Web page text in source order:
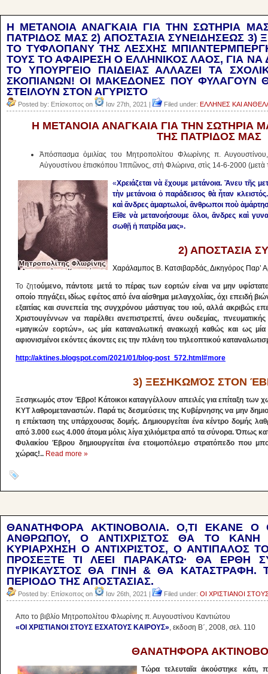
Η ΜΕΤΑΝΟΙΑ ΑΝΑΓΚΑΙΑ ΓΙΑ ΤΗΝ ΣΩΤΗΡΙΑ
ΠΑΤΡΙΔΟΣ ΜΑΣ 2) ΑΠΟΣΤΑΣΙΑ ΣΥΝΕΙΔΗΣΕΩΣ
ΤΟ ΤΥΦΛΟΠΑΝΥ ΤΗΣ ΛΕΣΧΗΣ
ΤΟΥΣ ΤΟ ΑΦΑΙΡΕΣΗ Ο ΕΛΛΗΝΙΚΟΣ ΛΑΟΣ, ΓΙΑ
ΤΟ ΥΠΟΥΡΓΕΙΟ ΠΑΙΔΕΙΑΣ ΑΛΛΑΖΕΙ ΤΑ
ΣΚΟΠΙΑΝΩΝ! ΟΙ ΜΑΚΕΔΟΝΕΣ ΠΟΥ ΦΥΛΑΓΟΥΝ
ΣΤΕΙΛΟΥΝ ΣΤΟΝ ΑΓΥΡΙΣΤΟ
Posted by: Επίσκοπος on Ιαν 27th, 2021 | Filed under: ΕΛΛΗΝΕΣ ΚΑΙ
Η ΜΕΤΑΝΟΙΑ ΑΝΑΓΚΑΙΑ ΓΙΑ ΤΗΝ ΣΩΤΗΡΙΑ
ΤΗΣ ΠΑΤΡΙΔΟΣ ΜΑΣ
Ἀπόσπασμα ὁμιλίας του Μητροπολίτου Φλωρίνης π.
Aὐγουστίνου ἐπισκόπου Ἰππῶνος, στὴ Φλώρινα, στὶς 14-6-2000 (μετὰ
«Xρειάζεται νὰ ἔχουμε μετάνοια. Ἄνευ τῆς
τὴν μετάνοια ὁ παράδεισος θὰ ἦταν
καὶ ἄνδρες ἁμαρτωλοί, ἄνθρωποι ποὺ
Eἴθε νὰ μετανοήσουμε ὅλοι, ἄνδρες καὶ
σωθῇ ἡ πατρίδα μας».
2) ΑΠΟΣΤΑΣΙΑ
Χαράλαμπος Β. Κατσιβαρδάς, Δικηγόρος Παρ’
Το ζητούμενο, πάντοτε μετά το πέρας των εορτών είναι να μην
οποίο πηγάζει, ιδίως εφέτος από ένα αίσθημα μελαγχολίας, όχι επειδή
εξαιτίας και συνεπεία της συγχρόνου μάστιγας του ιού, αλλά ακριβώς
Χριστουγέννων να παρέλθει ανεπιστρεπτί, άνευ ουδεμίας,
«μαγικών εορτών», ως μία καταναλωτική ανακωχή καθώς και ως μία
αφιονισμένοι εκόντες άκοντες εις την πλάνη του τηλεοπτικού
http://aktines.blogspot.com/2021/01/blog-post_572.html#more
3) ΞΕΣΗΚΩΜΌΣ ΣΤΟΝ
Ξεσηκωμός στον Έβρο! Κάτοικοι καταγγέλλουν απειλές για επίταξη των
ΚΥΤ λαθρομεταναστών. Παρά τις δεσμεύσεις της Κυβέρνησης να μην
η επέκταση της υπάρχουσας δομής. Δημιουργείται ένα κέντρο δομής
από 3.000 εως 4.000 άτομα μόλις λίγα χιλιόμετρα από τα σύνορα. Όπως
Φυλακίου Έβρου δημιουργείται ένα ετοιμοπόλεμο στρατόπεδο που
χώρας!.. Read more »
ΘΑΝΑΤΗΦΟΡΑ ΑΚΤΙΝΟΒΟΛΙΑ. Ο,ΤΙ ΕΚΑΝΕ
ΑΝΘΡΩΠΟΥ, Ο ΑΝΤΙΧΡΙΣΤΟΣ ΘΑ ΤΟ
ΚΥΡΙΑΡΧΗΣΗ Ο ΑΝΤΙΧΡΙΣΤΟΣ, Ο ΑΝΤΙΠΑΛΟΣ
ΠΡΟΣΕΞΤΕ ΤΙ ΛΕΕΙ ΠΑΡΑΚΑΤΩ· ΘΑ ΕΡΘΗ
ΠΥΡΙΚΑΥΣΤΟΣ ΘΑ ΓΙΝΗ & ΘΑ ΚΑΤΑΣΤΡΑΦΗ.
ΠΕΡΙΟΔΟ ΤΗΣ ΑΠΟΣΤΑΣΙΑΣ.
Posted by: Επίσκοπος on Ιαν 26th, 2021 | Filed under: ΟΙ ΧΡΙΣΤΙΑΝΟΙ
Aπο το βιβλίο Μητροπολίτου Φλωρίνης π. Αυγουστίνου Καντιώτου
«ΟΙ ΧΡΙΣΤΙΑΝΟΙ ΣΤΟΥΣ ΕΣΧΑΤΟΥΣ ΚΑΙΡΟΥΣ», εκδοση Β΄, 2008, σελ. 110
ΘΑΝΑΤΗΦΟΡΑ
Τώρα τελευταῖα ἀκούστηκε